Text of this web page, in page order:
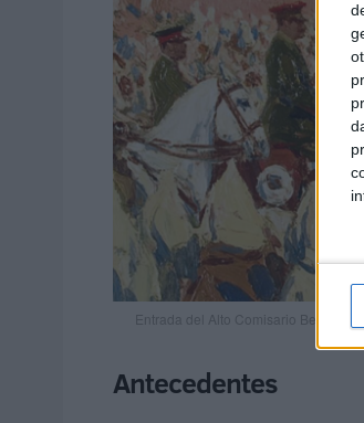
Entrada del Alto Comisario
Antecedentes